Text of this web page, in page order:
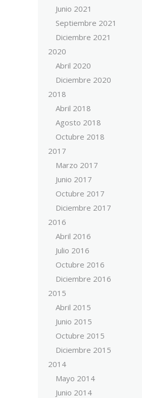
Junio 2021
Septiembre 2021
Diciembre 2021
2020
Abril 2020
Diciembre 2020
2018
Abril 2018
Agosto 2018
Octubre 2018
2017
Marzo 2017
Junio 2017
Octubre 2017
Diciembre 2017
2016
Abril 2016
Julio 2016
Octubre 2016
Diciembre 2016
2015
Abril 2015
Junio 2015
Octubre 2015
Diciembre 2015
2014
Mayo 2014
Junio 2014